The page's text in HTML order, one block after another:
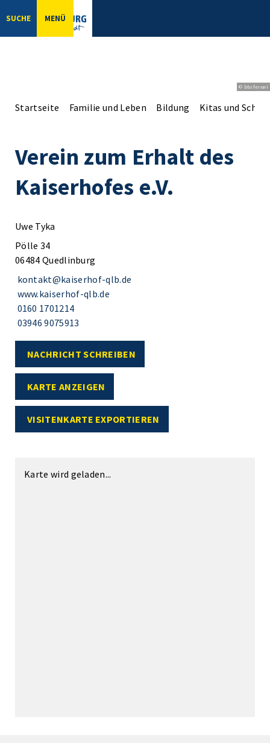
SUCHE MENÜ
© bbsferrari
Startseite Familie und Leben Bildung Kitas und
Verein zum Erhalt des
Kaiserhofes e.V.
Uwe Tyka
Pölle 34
06484 Quedlinburg
kontakt@kaiserhof-qlb.de
www.kaiserhof-qlb.de
0160 1701214
03946 9075913
NACHRICHT SCHREIBEN
KARTE ANZEIGEN
VISITENKARTE EXPORTIEREN
Karte wird geladen...